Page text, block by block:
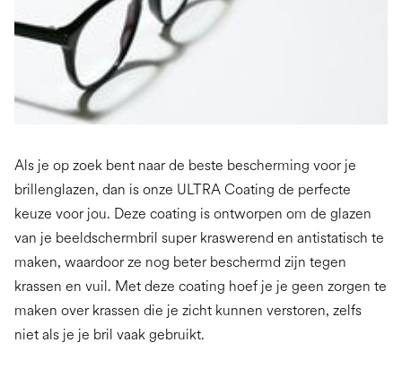
Als je op zoek bent naar de beste bescherming voor je
brillenglazen, dan is onze ULTRA Coating de perfecte
keuze voor jou. Deze coating is ontworpen om de glazen
van je beeldschermbril super kraswerend en antistatisch te
maken, waardoor ze nog beter beschermd zijn tegen
krassen en vuil. Met deze coating hoef je je geen zorgen te
maken over krassen die je zicht kunnen verstoren, zelfs
niet als je je bril vaak gebruikt.